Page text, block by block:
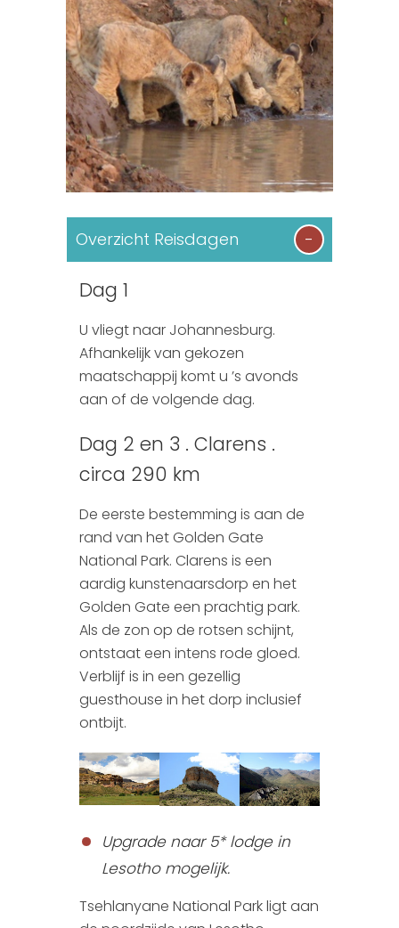
Overzicht Reisdagen
Dag 1
U vliegt naar Johannesburg.
Afhankelijk van gekozen
maatschappij komt u ’s avonds
aan of de volgende dag.
Dag 2 en 3 . Clarens .
circa 290 km
De eerste bestemming is aan de
rand van het Golden Gate
National Park. Clarens is een
aardig kunstenaarsdorp en het
Golden Gate een prachtig park.
Als de zon op de rotsen schijnt,
ontstaat een intens rode gloed.
Verblijf is in een gezellig
guesthouse in het dorp inclusief
ontbijt.
Upgrade naar 5* lodge in
Lesotho mogelijk.
Tsehlanyane National Park ligt aan